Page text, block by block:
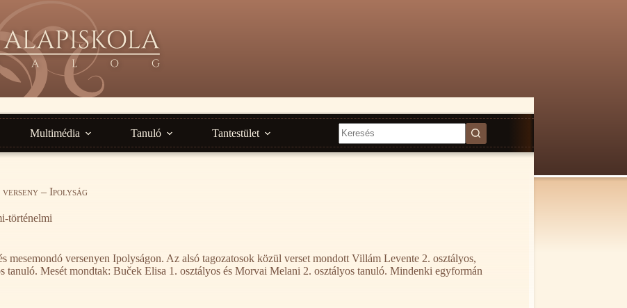
Multimédia Tanuló Tantestület
Nincs
találat
verseny – Ipolyság
történelmi
mesemondó versenyen Ipolyságon. Az alsó tagozatosok közül verset mondott Villám Levente 2. osztályos,
tanuló. Mesét mondtak: Buček Elisa 1. osztályos és Morvai Melani 2. osztályos tanuló. Mindenki egyformán